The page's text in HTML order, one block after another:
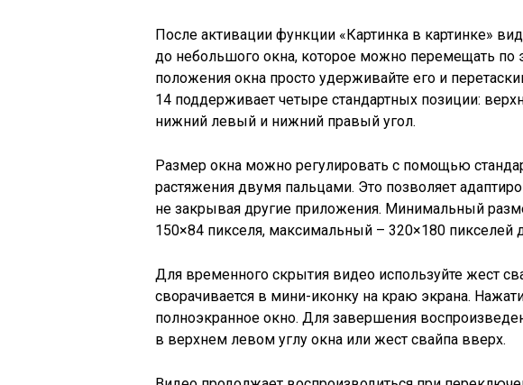
После активации функции «Картинка в картинке»
до небольшого окна, которое можно перемещать по
положения окна просто удерживайте его и
14 поддерживает четыре стандартных позиции:
нижний левый и нижний правый угол.
Размер окна можно регулировать с помощью
растяжения двумя пальцами. Это позволяет
не закрывая другие приложения. Минимальный
150×84 пикселя, максимальный – 320×180 пикселей
Для временного скрытия видео используйте жест
сворачивается в мини-иконку на краю экрана.
полноэкранное окно. Для завершения
в верхнем левом углу окна или жест свайпа вверх.